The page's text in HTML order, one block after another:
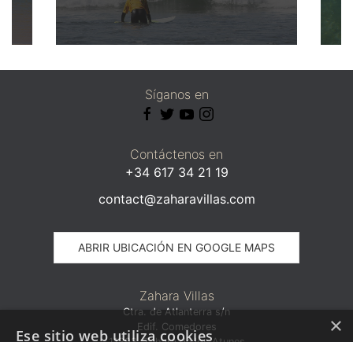
Síganos en
Contáctenos en
+34 617 34 21 19
contact@zaharavillas.com
ABRIR UBICACIÓN EN GOOGLE MAPS
Zahara Villas
Ctra. de Atlanterra s/n
Edif. Comedores
×
Ese sitio web utiliza cookies